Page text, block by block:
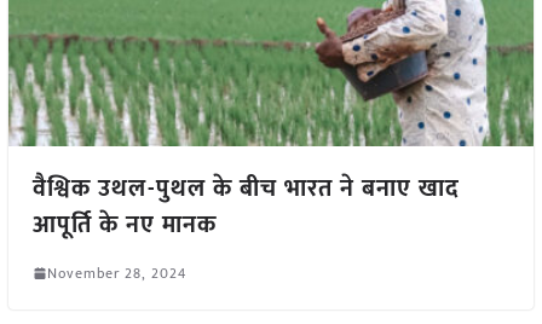
वैश्विक उथल-पुथल के बीच भारत ने बनाए खाद
आपूर्ति के नए मानक
November 28, 2024